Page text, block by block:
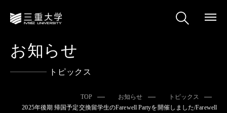
お知らせ
トピックス
TOP お知らせ
トピックス
2025年後期 帰国予定交換留学生のFarewell Partyを開催しました/Farewell